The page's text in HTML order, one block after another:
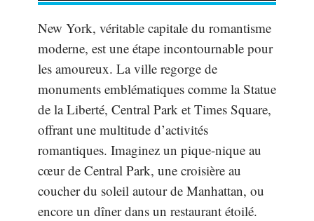
New York, véritable capitale du romantisme
moderne, est une étape incontournable pour
les amoureux. La ville regorge de
monuments emblématiques comme la Statue
de la Liberté, Central Park et Times Square,
offrant une multitude d’activités
romantiques. Imaginez un pique-nique au
cœur de Central Park, une croisière au
coucher du soleil autour de Manhattan, ou
encore un dîner dans un restaurant étoilé.